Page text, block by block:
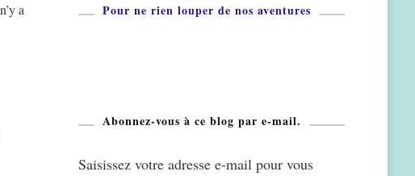
a
Pour ne rien louper de nos aventures
Abonnez-vous à ce blog par e-mail.
Saisissez votre adresse e-mail pour vous